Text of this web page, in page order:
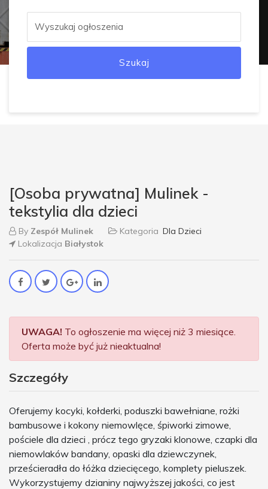
Szukaj
[Osoba prywatna] Mulinek -
tekstylia dla dzieci
By Zespół Mulinek Kategoria Dla Dzieci
Lokalizacja Białystok
UWAGA! To ogłoszenie ma więcej niż 3 miesiące.
Oferta może być już nieaktualna!
Szczegóły
Oferujemy kocyki, kołderki, poduszki bawełniane, rożki
bambusowe i kokony niemowlęce, śpiworki zimowe,
pościele dla dzieci , prócz tego gryzaki klonowe, czapki dla
niemowlaków bandany, opaski dla dziewczynek,
prześcieradła do łóżka dziecięcego, komplety pieluszek.
Wykorzystujemy dzianiny najwyższej jakości, co jest